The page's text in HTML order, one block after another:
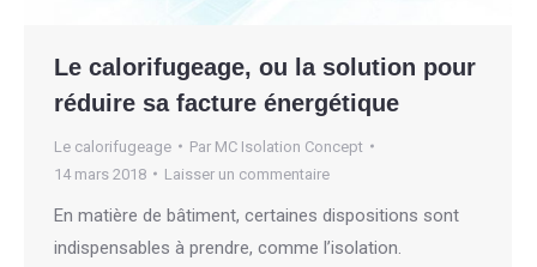
Le calorifugeage, ou la solution pour
réduire sa facture énergétique
Le calorifugeage Par MC Isolation Concept
14 mars 2018
Laisser un commentaire
En matière de bâtiment, certaines dispositions sont
indispensables à prendre, comme l’isolation.